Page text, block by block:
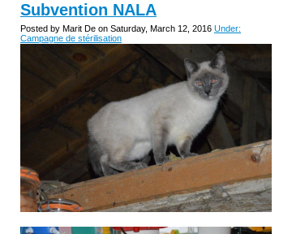
Subvention NALA
Posted by Marit De on Saturday, March 12, 2016 Under:
Campagne de stérilisation